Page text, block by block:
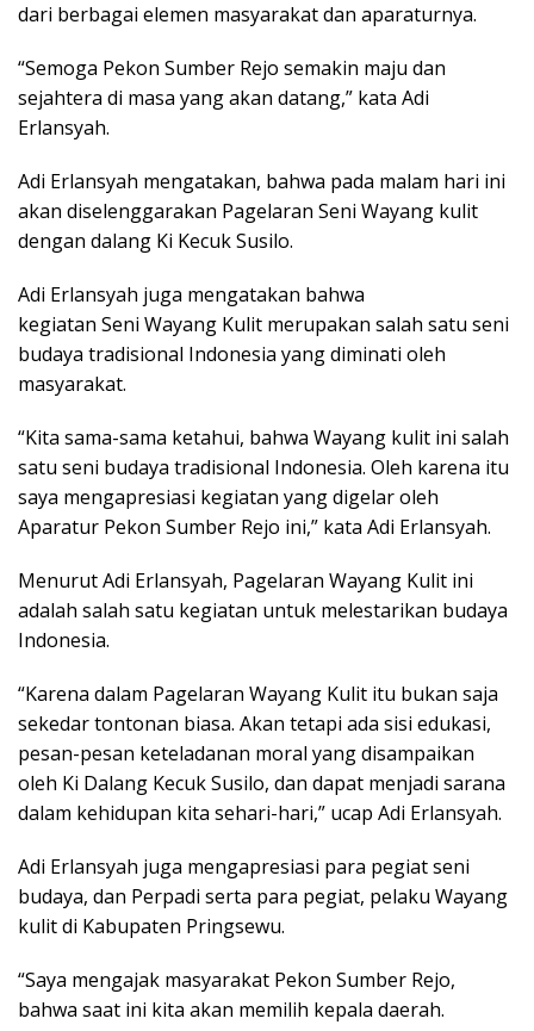
dari berbagai elemen masyarakat dan aparaturnya.
“Semoga Pekon Sumber Rejo semakin maju dan
sejahtera di masa yang akan datang,” kata Adi
Erlansyah.
Adi Erlansyah mengatakan, bahwa pada malam hari ini
akan diselenggarakan Pagelaran Seni Wayang kulit
dengan dalang Ki Kecuk Susilo.
Adi Erlansyah juga mengatakan bahwa
kegiatan Seni Wayang Kulit merupakan salah satu seni
budaya tradisional Indonesia yang diminati oleh
masyarakat.
“Kita sama-sama ketahui, bahwa Wayang kulit ini salah
satu seni budaya tradisional Indonesia. Oleh karena itu
saya mengapresiasi kegiatan yang digelar oleh
Aparatur Pekon Sumber Rejo ini,” kata Adi Erlansyah.
Menurut Adi Erlansyah, Pagelaran Wayang Kulit ini
adalah salah satu kegiatan untuk melestarikan budaya
Indonesia.
“Karena dalam Pagelaran Wayang Kulit itu bukan saja
sekedar tontonan biasa. Akan tetapi ada sisi edukasi,
pesan-pesan keteladanan moral yang disampaikan
oleh Ki Dalang Kecuk Susilo, dan dapat menjadi sarana
dalam kehidupan kita sehari-hari,” ucap Adi Erlansyah.
Adi Erlansyah juga mengapresiasi para pegiat seni
budaya, dan Perpadi serta para pegiat, pelaku Wayang
kulit di Kabupaten Pringsewu.
“Saya mengajak masyarakat Pekon Sumber Rejo,
bahwa saat ini kita akan memilih kepala daerah.